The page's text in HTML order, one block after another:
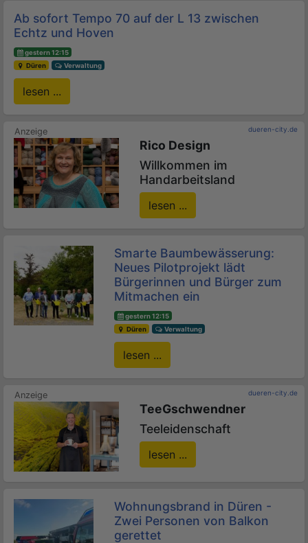
Ab sofort Tempo 70 auf der L 13 zwischen
Echtz und Hoven
gestern 12:15
Düren
Verwaltung
lesen ...
dueren-city.de
Rico Design
Willkommen im
Handarbeitsland
lesen ...
Smarte Baumbewässerung:
Neues Pilotprojekt lädt
Bürgerinnen und Bürger zum
Mitmachen ein
gestern 12:15
Düren
Verwaltung
lesen ...
dueren-city.de
TeeGschwendner
Teeleidenschaft
lesen ...
Wohnungsbrand in Düren -
Zwei Personen von Balkon
gerettet